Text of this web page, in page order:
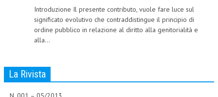
ATTO COSTITUTIVO E STATUTO
ORGANIZZAZIONE
DIREZIONE SCIENTIFICA
ALTA FORMAZIONE
Introduzione Il presente contributo, vuole fare luce sul
significato evolutivo che contraddistingue il principio di
ordine pubblico in relazione al diritto alla genitorialità e
alla...
La Rivista